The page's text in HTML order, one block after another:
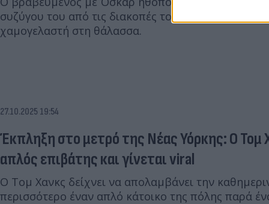
συζύγου του από τις διακοπές τους στην Ελλάδα,
χαμογελαστή στη θάλασσα.
27.10.2025 19:54
Έκπληξη στο μετρό της Νέας Υόρκης: Ο Τομ
απλός επιβάτης και γίνεται viral
Ο Τομ Χανκς δείχνει να απολαμβάνει την
περισσότερο έναν απλό κάτοικο της πόλης παρά